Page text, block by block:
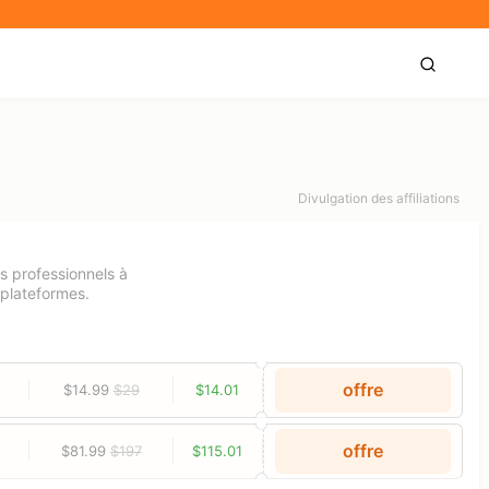
Divulgation des affiliations
professionnels à
$14.99 $29 $14.01 offre
$81.99 $197 $115.01 offre